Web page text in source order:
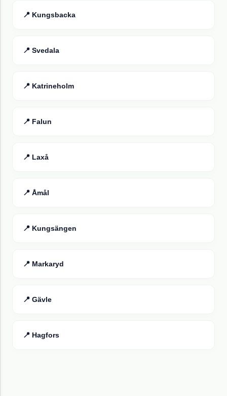
📍 Kungsbacka
📍 Svedala
📍 Katrineholm
📍 Falun
📍 Laxå
📍 Åmål
📍 Kungsängen
📍 Markaryd
📍 Gävle
📍 Hagfors